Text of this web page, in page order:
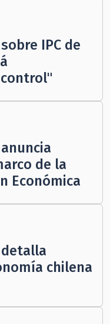
IPC de
de la
Económica
chilena